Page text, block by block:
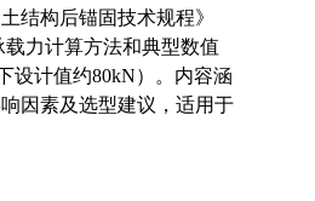
结构后锚固技术规程》
载力计算方法和典型数值
设计值约80kN）。内容涵
因素及选型建议，适用于